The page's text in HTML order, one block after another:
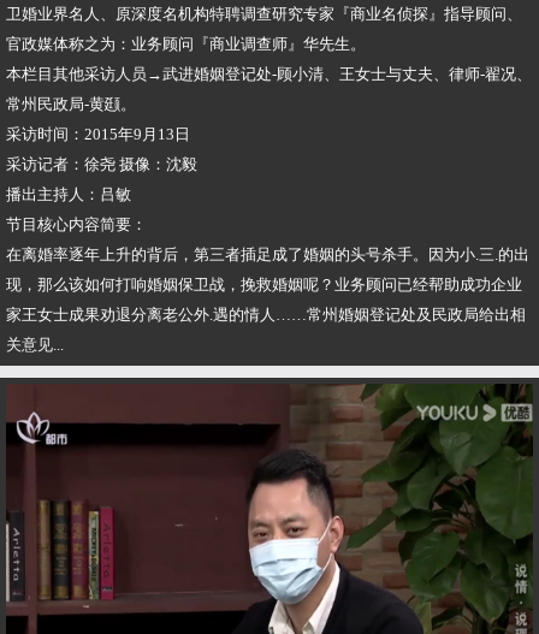
卫婚业界名人、原深度名机构特聘调查研究专家『商业名侦探』指导顾问、
官政媒体称之为：业务顾问『商业调查师』华先生。
本栏目其他采访人员→武进婚姻登记处-顾小清、王女士与丈夫、律师-翟况、
常州民政局-黄颋。
采访时间：2015年9月13日
采访记者：徐尧 摄像：沈毅
播出主持人：吕敏
节目核心内容简要：
在离婚率逐年上升的背后，第三者插足成了婚姻的头号杀手。因为小.三.的出
现，那么该如何打响婚姻保卫战，挽救婚姻呢？业务顾问已经帮助成功企业
家王女士成果劝退分离老公外.遇的情人……常州婚姻登记处及民政局给出相
关意见...